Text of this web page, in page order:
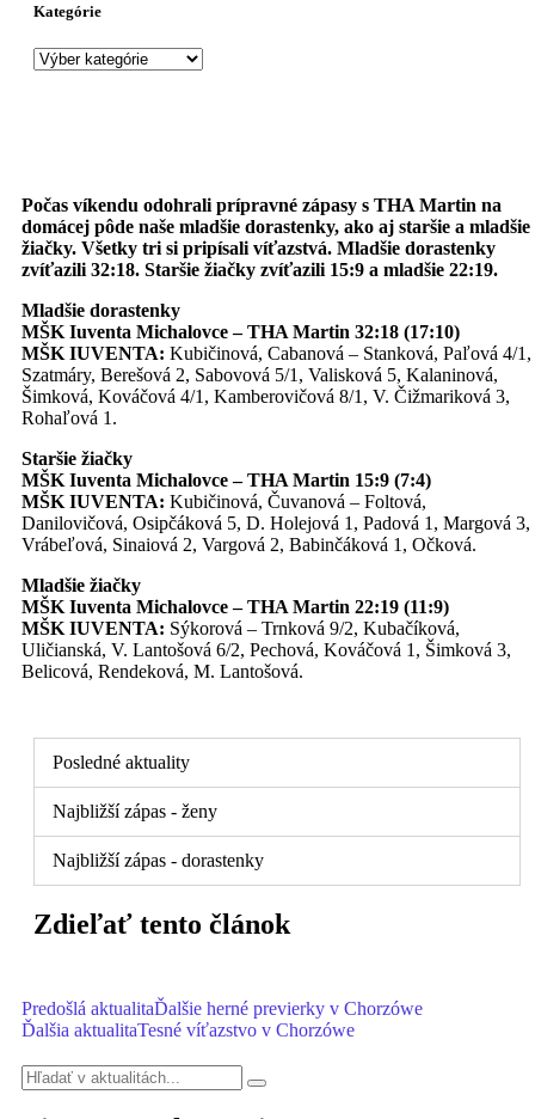
Kategórie
Počas víkendu odohrali prípravné zápasy s THA Martin na
domácej pôde naše mladšie dorastenky, ako aj staršie a mladšie
žiačky. Všetky tri si pripísali víťazstvá. Mladšie dorastenky
zvíťazili 32:18. Staršie žiačky zvíťazili 15:9 a mladšie 22:19.
Mladšie dorastenky
MŠK Iuventa Michalovce – THA Martin 32:18 (17:10)
MŠK IUVENTA: Kubičinová, Cabanová – Stanková, Paľová 4/1,
Szatmáry, Berešová 2, Sabovová 5/1, Valisková 5, Kalaninová,
Šimková, Kováčová 4/1, Kamberovičová 8/1, V. Čižmariková 3,
Rohaľová 1.
Staršie žiačky
MŠK Iuventa Michalovce – THA Martin 15:9 (7:4)
MŠK IUVENTA: Kubičinová, Čuvanová – Foltová,
Danilovičová, Osipčáková 5, D. Holejová 1, Padová 1, Margová 3,
Vrábeľová, Sinaiová 2, Vargová 2, Babinčáková 1, Očková.
Mladšie žiačky
MŠK Iuventa Michalovce – THA Martin 22:19 (11:9)
MŠK IUVENTA: Sýkorová – Trnková 9/2, Kubačíková,
Uličianská, V. Lantošová 6/2, Pechová, Kováčová 1, Šimková 3,
Belicová, Rendeková, M. Lantošová.
Posledné aktuality
Najbližší zápas - ženy
Najbližší zápas - dorastenky
Zdieľať tento článok
Predošlá aktualitaĎalšie herné previerky v Chorzówe
Ďalšia aktualitaTesné víťazstvo v Chorzówe